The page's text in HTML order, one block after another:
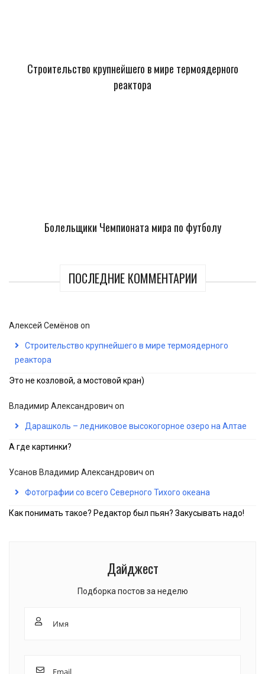
Строительство крупнейшего в мире термоядерного
реактора
Болельщики Чемпионата мира по футболу
ПОСЛЕДНИЕ КОММЕНТАРИИ
Алексей Семёнов on
Строительство крупнейшего в мире термоядерного
реактора
Это не козловой, а мостовой кран)
Владимир Александрович on
Дарашколь – ледниковое высокогорное озеро на Алтае
А где картинки?
Усанов Владимир Александрович on
Фотографии со всего Северного Тихого океана
Как понимать такое? Редактор был пьян? Закусывать надо!
Дайджест
Подборка постов за неделю